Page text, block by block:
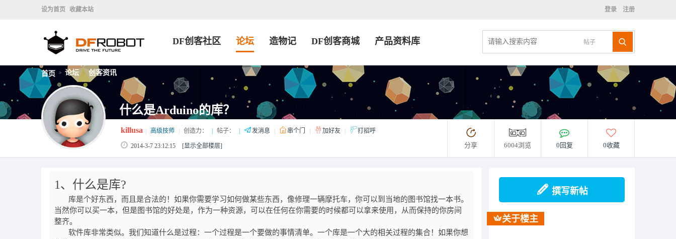
设为首页 收藏本站 登录 注册
帖子
DF创客社区 论坛 造物记 DF创客商城 产品资料库
首页 > 论坛 > 创客资讯
什么是Arduino的库？
killusa 高级技师 创造力： 帖子： 发消息 串个门 加好友 打招呼
2014-3-7 23:12:15 [显示全部楼层] 分享 6004浏览 0回复 0收藏
1、什么是库?
库是个好东西，而且是合法的！如果你需要学习如何做某些东西，像修理一辆摩托车，你可以到当地的图书馆找一本书。
当然你可以买一本，但是图书馆的好处是，作为一种资源，可以在任何在你需要的时候都可以拿来使用，从而保持的你房间
整齐。
软件库非常类似。我们知道什么是过程：一个过程是一个要做的事情清单。一个库是一个大的相关过程的集合！如果你想
撰写新帖
关于楼主